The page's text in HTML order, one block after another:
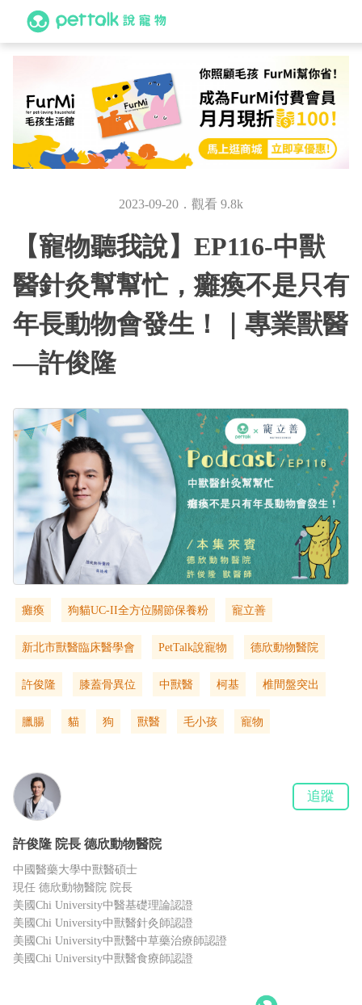
2023-09-20．觀看 9.8k
【寵物聽我說】EP116-中獸
醫針灸幫幫忙，癱瘓不是只有
年長動物會發生！｜專業獸醫
—許俊隆
癱瘓 狗貓UC-II全方位關節保養粉 寵立善
新北市獸醫臨床醫學會 PetTalk說寵物 德欣動物醫院
許俊隆 膝蓋骨異位 中獸醫 柯基 椎間盤突出‬
臘腸 貓 狗 獸醫 毛小孩 寵物
許俊隆 院長 德欣動物醫院
中國醫藥大學中獸醫碩士
現任 德欣動物醫院 院長
美國Chi University中醫基礎理論認證
美國Chi University中獸醫針灸師認證
美國Chi University中獸醫中草藥治療師認證
美國Chi University中獸醫食療師認證
追蹤